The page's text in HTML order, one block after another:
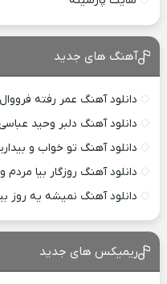
آهنگ های جدید
دانلود آهنگ عمر رفته فرووال
دانلود آهنگ دلبر وحید
دانلود آهنگ تو خواب و
دانلود آهنگ روزگار بیا
دانلود آهنگ نمیشه یه روز
ریمیکس های جدید